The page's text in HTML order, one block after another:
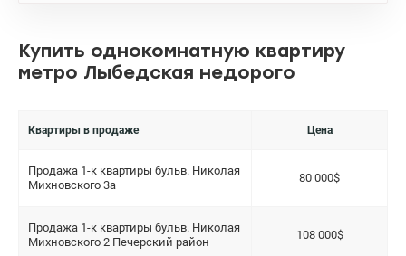
Купить однокомнатную квартиру
метро Лыбедская недорого
Квартиры в продаже Цена
Продажа 1-к квартиры бульв. Николая
Михновского 3а
80 000$
Продажа 1-к квартиры бульв. Николая
Михновского 2 Печерский район
108 000$